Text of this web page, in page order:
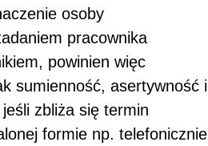
osoby
pracownika
powinien więc
sumienność, asertywność i
zbliża się termin
formie np. telefonicznie